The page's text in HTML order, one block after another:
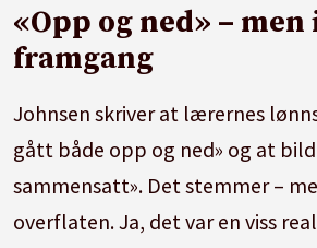
«Opp og ned» – men
framgang
Johnsen skriver at lærernes
gått både opp og ned» og at
sammensatt». Det stemmer –
overflaten. Ja, det var en viss